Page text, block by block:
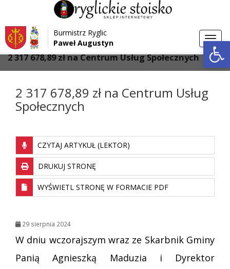
Przejdź do menu
Przejdź do głównej treści strony
Przejdź do stopki strony
Burmistrz Ryglic
Paweł Augustyn
Strona główna > Aktualności
2 317 678,89 zł na Centrum Usług Społecznych
2 317 678,89 zł na Centrum Usług
Społecznych
CZYTAJ ARTYKUŁ (LEKTOR)
DRUKUJ STRONĘ
WYŚWIETL STRONĘ W FORMACIE PDF
29 sierpnia 2024
W dniu wczorajszym wraz ze Skarbnik Gminy
Panią Agnieszką Maduzia i Dyrektor